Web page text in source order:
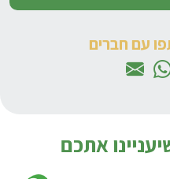
עם חברים
אתכם